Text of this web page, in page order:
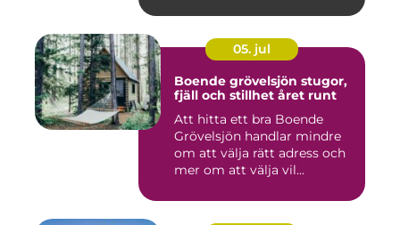
05. jul
Boende grövelsjön stugor,
fjäll och stillhet året runt
Att hitta ett bra Boende
Grövelsjön handlar mindre
om att välja rätt adress och
mer om att välja vil...